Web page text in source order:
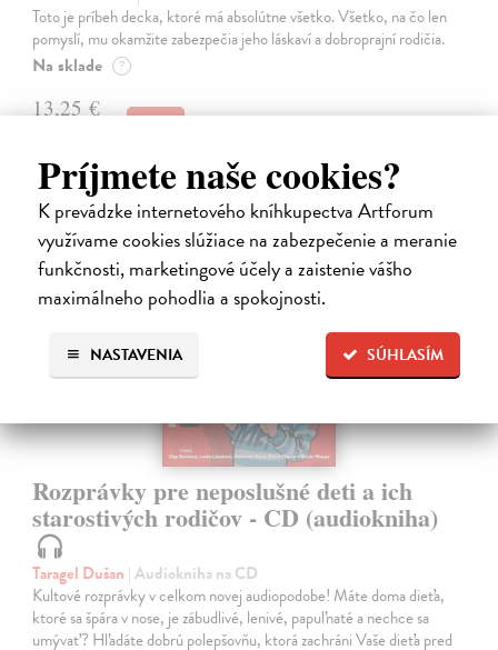
Príjmete naše cookies?
K prevádzke internetového kníhkupectva Artforum
využívame cookies slúžiace na zabezpečenie a meranie
funkčnosti, marketingové účely a zaistenie vášho
maximálneho pohodlia a spokojnosti.
SÚHLASÍM
NASTAVENIA
Toto je príbeh decka, ktoré má absolútne všetko. Všetko, na čo len
pomyslí, mu okamžite zabezpečia jeho láskaví a dobroprajní rodičia.
Na sklade ?
13,25 €
Rozprávky pre neposlušné deti a ich
starostivých rodičov - CD (audiokniha)
Taragel Dušan | Audiokniha na CD
Kultové rozprávky v celkom novej audiopodobe! Máte doma dieťa,
ktoré sa špára v nose, je zábudlivé, lenivé, papuľnaté a nechce sa
umývať? Hľadáte dobrú polepšovňu, ktorá zachráni Vaše dieťa pred